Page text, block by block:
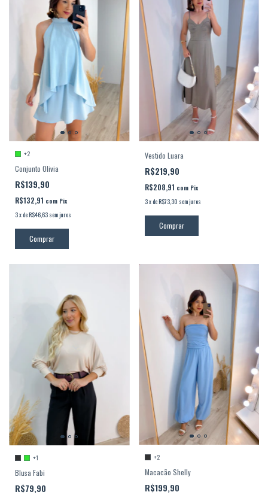
+2
Conjunto Olivia
R$139,90
R$132,91 com Pix
3xdeR$46,63 sem juros
Comprar
Vestido Luara
R$219,90
R$208,91 com Pix
3xdeR$73,30 sem juros
Comprar
+1
Blusa Fabi
R$79,90
+2
Macacão Shelly
R$199,90